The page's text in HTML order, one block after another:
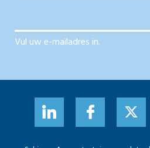
Vul uw e-mailadres in.